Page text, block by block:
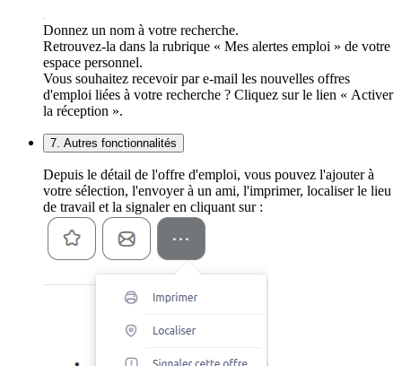
Donnez un nom à votre recherche.
Retrouvez-la dans la rubrique « Mes alertes emploi » de votre
espace personnel.
Vous souhaitez recevoir par e-mail les nouvelles offres
d'emploi liées à votre recherche ? Cliquez sur le lien « Activer
la réception ».
7. Autres fonctionnalités
Depuis le détail de l'offre d'emploi, vous pouvez l'ajouter à
votre sélection, l'envoyer à un ami, l'imprimer, localiser le lieu
de travail et la signaler en cliquant sur :